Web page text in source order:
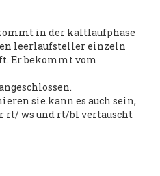
in der kaltlaufphase
leerlaufsteller einzeln
Er bekommt vom
sie.kann es auch sein,
rt/ ws und rt/bl vertauscht